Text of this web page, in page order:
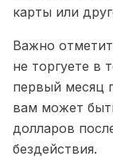
карты или
Важно
не торгуете в
первый месяц
вам может
долларов
бездействия.